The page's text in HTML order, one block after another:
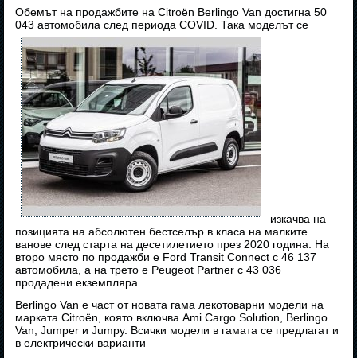
Обемът на продажбите на Citroën Berlingo Van достигна 50
043 автомобила след периода COVID. Така моделът се
изкачва на
позицията на абсолютен бестселър в класа на малките
ванове след старта на десетилетието през 2020 година. На
второ място по продажби е Ford Transit Connect с 46 137
автомобила, а на трето е Peugeot Partner с 43 036
продадени екземпляра
Berlingo Van е част от новата гама лекотоварни модели на
марката Citroën, която включва Ami Cargo Solution, Berlingo
Van, Jumper и Jumpy. Всички модели в гамата се предлагат и
в електрически варианти